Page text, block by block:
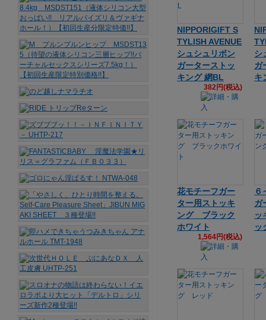
NIPPORIGIFT S
TYLISH AVENUE
シュシュリボン
ガーターストッ
キング 網BL
382円(税込)
シ
ガ
キ
花モチーフガー
ター用ストッキ
ング ブラック
ホワイト
1,564円(税込)
６
ガ
ッ
ッ